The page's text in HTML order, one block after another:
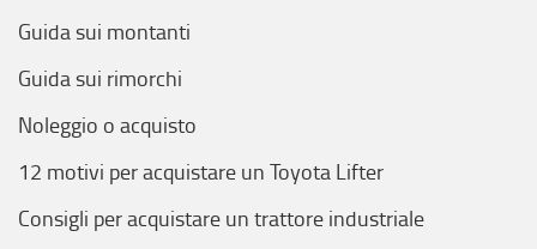
Guida sui montanti
Guida sui rimorchi
Noleggio o acquisto
12 motivi per acquistare un Toyota Lifter
Consigli per acquistare un trattore industriale